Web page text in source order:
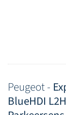
Peugeot -
BlueHDI